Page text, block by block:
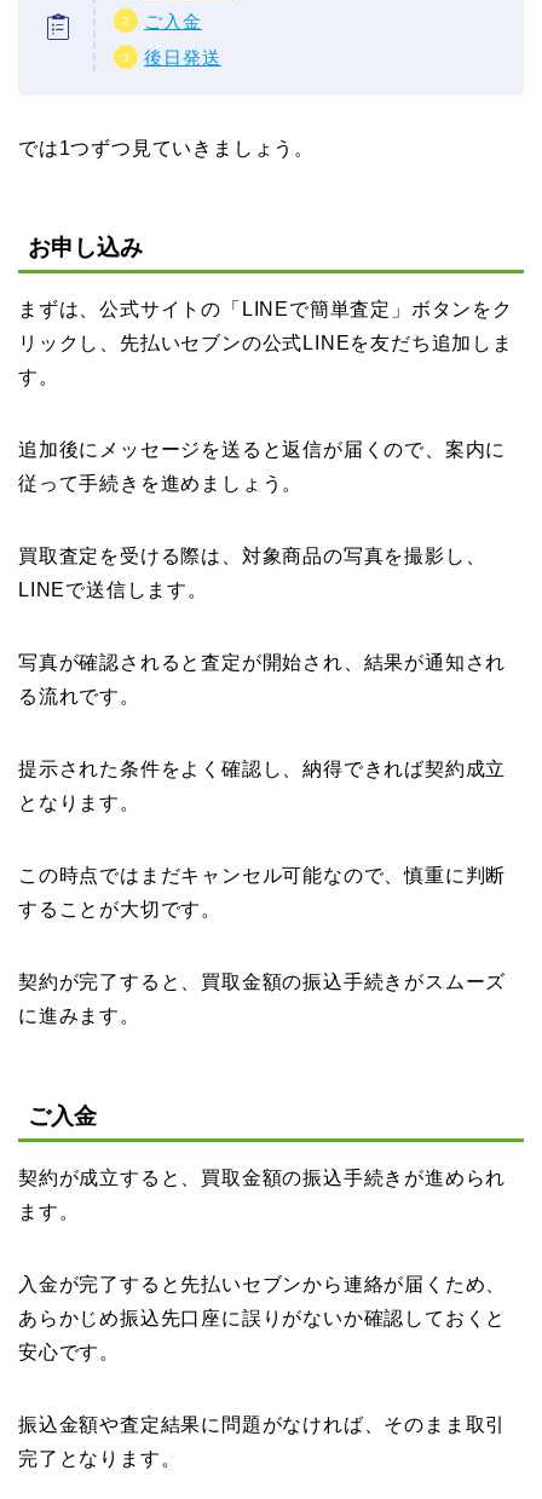
ご入金
後日発送
では1つずつ見ていきましょう。
お申し込み
まずは、公式サイトの「LINEで簡単査定」ボタンをク
リックし、先払いセブンの公式LINEを友だち追加しま
す。
追加後にメッセージを送ると返信が届くので、案内に
従って手続きを進めましょう。
買取査定を受ける際は、対象商品の写真を撮影し、
LINEで送信します。
写真が確認されると査定が開始され、結果が通知され
る流れです。
提示された条件をよく確認し、納得できれば契約成立
となります。
この時点ではまだキャンセル可能なので、慎重に判断
することが大切です。
契約が完了すると、買取金額の振込手続きがスムーズ
に進みます。
ご入金
契約が成立すると、買取金額の振込手続きが進められ
ます。
入金が完了すると先払いセブンから連絡が届くため、
あらかじめ振込先口座に誤りがないか確認しておくと
安心です。
振込金額や査定結果に問題がなければ、そのまま取引
完了となります。